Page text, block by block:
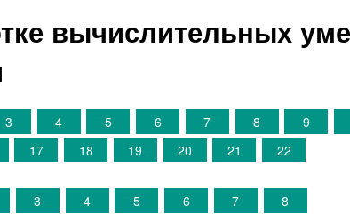
вычислительных
3 4 5 6 7 8 9
17 18 19 20 21 22
3 4 5 6 7 8